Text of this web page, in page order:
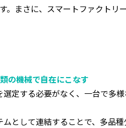
。まさに、スマートファクト
の機械で自在にこなす
定する必要がなく、一台で多
として連結することで、多品